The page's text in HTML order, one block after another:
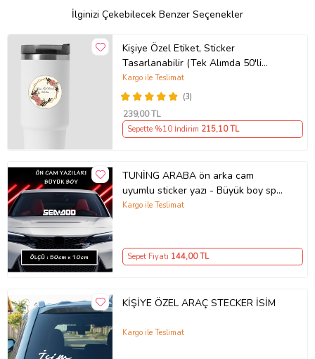
Transferin Üzerinden Desene Baskı Yaparak Stickerin Düzeye
Yapıştırdığınız Alandan Yavaşça Ve Dikkatlice Sıyırın.Transferi
Çekerken Parçaların Taşıyıcıdan Ayrılıp Belirlemiş Olduğunuz Alana
Yapıştığından Emin Olun.Artık Stickeriniz Kullanıma Hazır. Tebrikler
Ürün Kodu:kcm35583583
İlginizi Çekebilecek Benzer Seçenekler
Kişiye Özel Etiket, Sticker
Tasarlanabilir (Tek Alımda 50'li
Gönderim Yapılmaktadır)
(3)
Kargo ile Teslimat
239,00 TL
Sepette %10 İndirim 215,10 TL
TUNİNG ARABA ön arka cam
uyumlu sticker yazı - Büyük boy spor
tuning modifiye etiket
Kargo ile Teslimat
Sepet Fiyatı 144,00 TL
KİŞİYE ÖZEL ARAÇ STECKER İSİM
Kargo ile Teslimat